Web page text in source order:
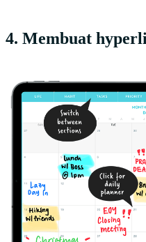
4. Membuat